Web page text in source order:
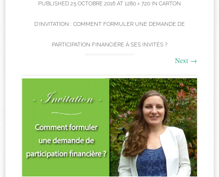
PUBLISHED 25 OCTOBRE 2016 AT 1280 × 720 IN CARTON
D’INVITATION : COMMENT FORMULER UNE DEMANDE DE
PARTICIPATION FINANCIÈRE À SES INVITÉS ?
Next →